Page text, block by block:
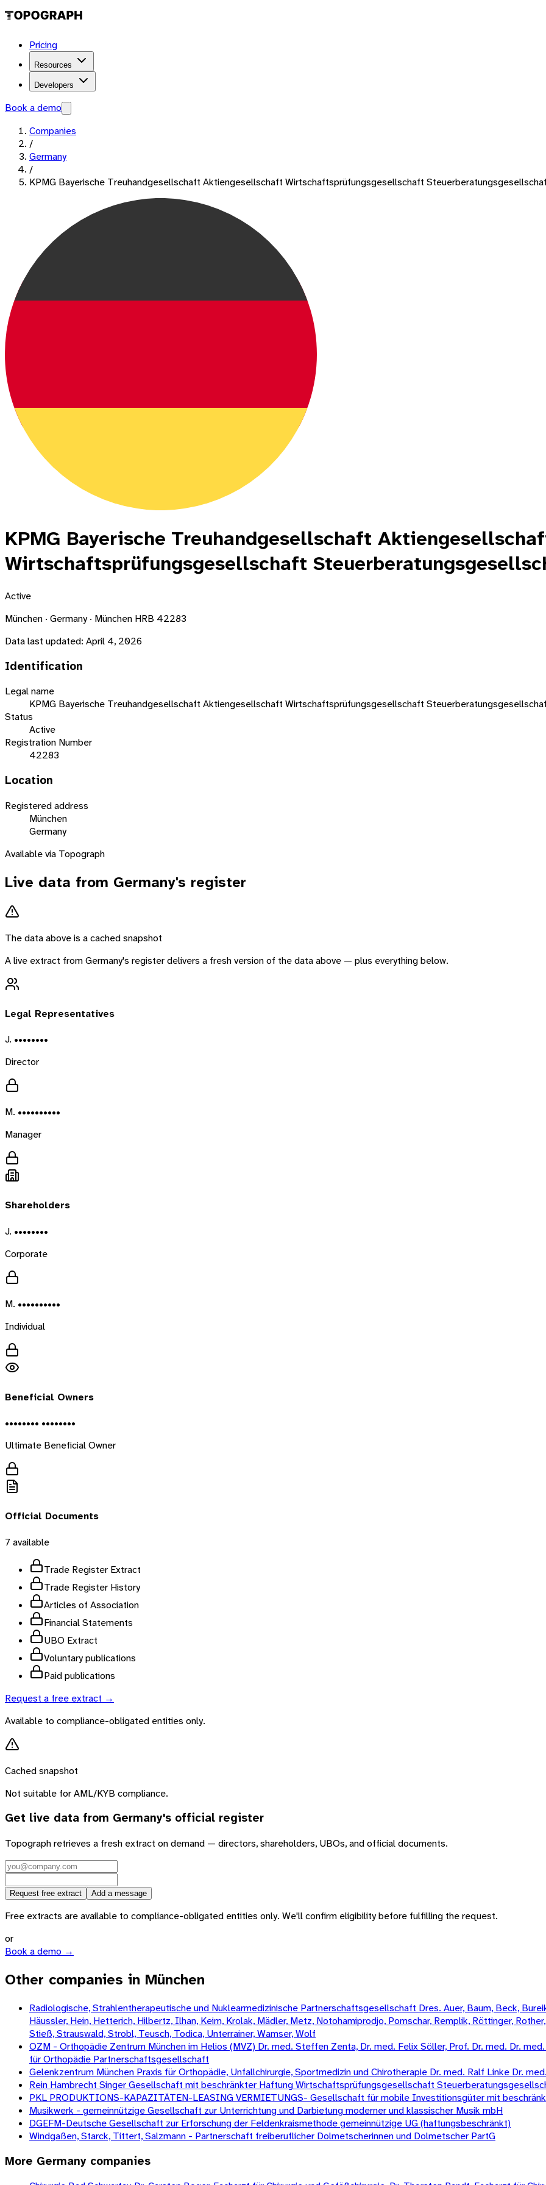
Pricing
Resources
Developers
Book a demo
Companies
/
Germany
/
KPMG Bayerische Treuhandgesellschaft Aktiengesellschaft Wirtschaftsprüfungsgesellschaft
KPMG Bayerische Treuhandgesellschaft
Wirtschaftsprüfungsgesellschaft
Active
München · Germany · München HRB 42283
Data last updated: April 4, 2026
Identification
Legal name
KPMG Bayerische Treuhandgesellschaft Aktiengesellschaft Wirtschaftsprüfungsgesellschaft
Status
Active
Registration Number
42283
Location
Registered address
München
Germany
Available via Topograph
Live data from Germany's register
The data above is a cached snapshot
A live extract fromGermany's register delivers a fresh version of the data above — plus everything below.
Legal Representatives
J. ••••••••
Director
M. ••••••••••
Manager
Shareholders
J. ••••••••
Corporate
M. ••••••••••
Individual
Beneficial Owners
•••••••• ••••••••
Ultimate Beneficial Owner
Official Documents
7 available
Trade Register Extract
Trade Register History
Articles of Association
Financial Statements
UBO Extract
Voluntary publications
Paid publications
Request a free extract →
Available to compliance-obligated entities only.
Cached snapshot
Not suitable for AML/KYB compliance.
Get live data from Germany's official register
Topograph retrieves a fresh extract on demand — directors, shareholders, UBOs, and official documents.
Request free extract Add a message
Free extracts are available to compliance-obligated entities only. We'll confirm eligibility before fulfilling the request.
or
Book a demo →
Other companies in München
Radiologische, Strahlentherapeutische und Nuklearmedizinische Partnerschaftsgesellschaft Dres. Auer, Baum, Beck,
Häussler, Hein, Hetterich, Hilbertz, Ilhan, Keim, Krolak, Mädler, Metz, Notohamiprodjo, Pomschar, Remplik, Röttinger,
Stieß, Strauswald, Strobl, Teusch, Todica, Unterrainer, Wamser, Wolf
OZM - Orthopädie Zentrum München im Helios (MVZ) Dr. med. Steffen Zenta, Dr. med. Felix Söller, Prof. Dr. med. Dr.
für Orthopädie Partnerschaftsgesellschaft
Gelenkzentrum München Praxis für Orthopädie, Unfallchirurgie, Sportmedizin und Chirotherapie Dr. med. Ralf Linke Dr.
Rein Hambrecht Singer Gesellschaft mit beschränkter Haftung Wirtschaftsprüfungsgesellschaft
PKL PRODUKTIONS-KAPAZITÄTEN-LEASING VERMIETUNGS- Gesellschaft für mobile Investitionsgüter mit
Musikwerk - gemeinnützige Gesellschaft zur Unterrichtung und Darbietung moderner und klassischer Musik mbH
DGEFM-Deutsche Gesellschaft zur Erforschung der Feldenkraismethode gemeinnützige UG (haftungsbeschränkt)
Windgaßen, Starck, Tittert, Salzmann - Partnerschaft freiberuflicher Dolmetscherinnen und Dolmetscher PartG
More Germany companies